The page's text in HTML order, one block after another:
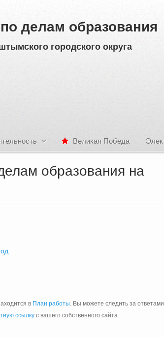
делам образования
городского округа
Великая Победа
образования на
в План работы. Вы можете следить за ответами
ссылку с вашего собственного сайта.